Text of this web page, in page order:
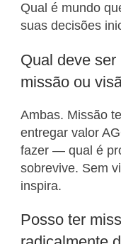
Qual é mundo
suas decisões
Qual deve
missão ou
Ambas. Missão
entregar valor
fazer — qual é
sobrevive. Sem
inspira.
Posso ter